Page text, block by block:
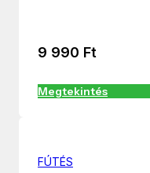
9 990 Ft
Megtekintés
FÚTÉS